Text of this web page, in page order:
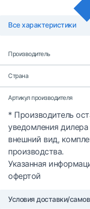
Все характеристики
Производитель
Страна
Артикул производителя
* Производитель
уведомления
внешний вид,
производства.
Указанная
офертой
Условия доставки/